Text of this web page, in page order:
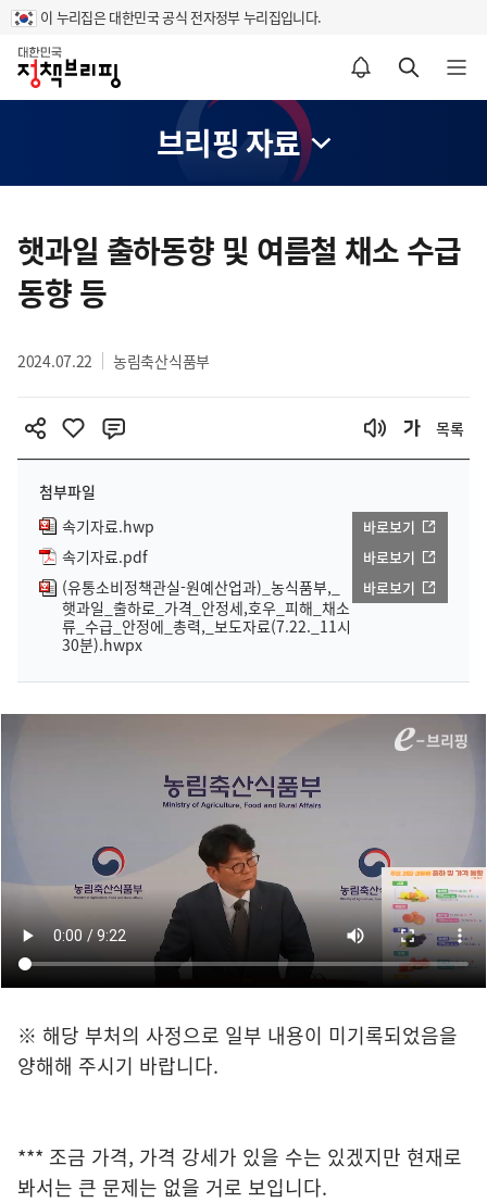
이 누리집은 대한민국 공식 전자정부 누리집입니다.
홈
알림설정 바로가기 검색 바로가기 메뉴 열기
브리핑 자료
텐
츠
영
햇과일 출하동향 및 여름철 채소 수급
동향 등
2024.07.22 농림축산식품부
목록
첨부파일
속기자료.hwp
바로보기
속기자료.pdf 바로보기
(유통소비정책관실-원예산업과)_농식품부,_
햇과일_출하로_가격_안정세,호우_피해_채소
류_수급_안정에_총력,_보도자료(7.22._11시
30분).hwpx
바로보기
※ 해당 부처의 사정으로 일부 내용이 미기록되었음을
양해해 주시기 바랍니다.
*** 조금 가격, 가격 강세가 있을 수는 있겠지만 현재로
봐서는 큰 문제는 없을 거로 보입니다.